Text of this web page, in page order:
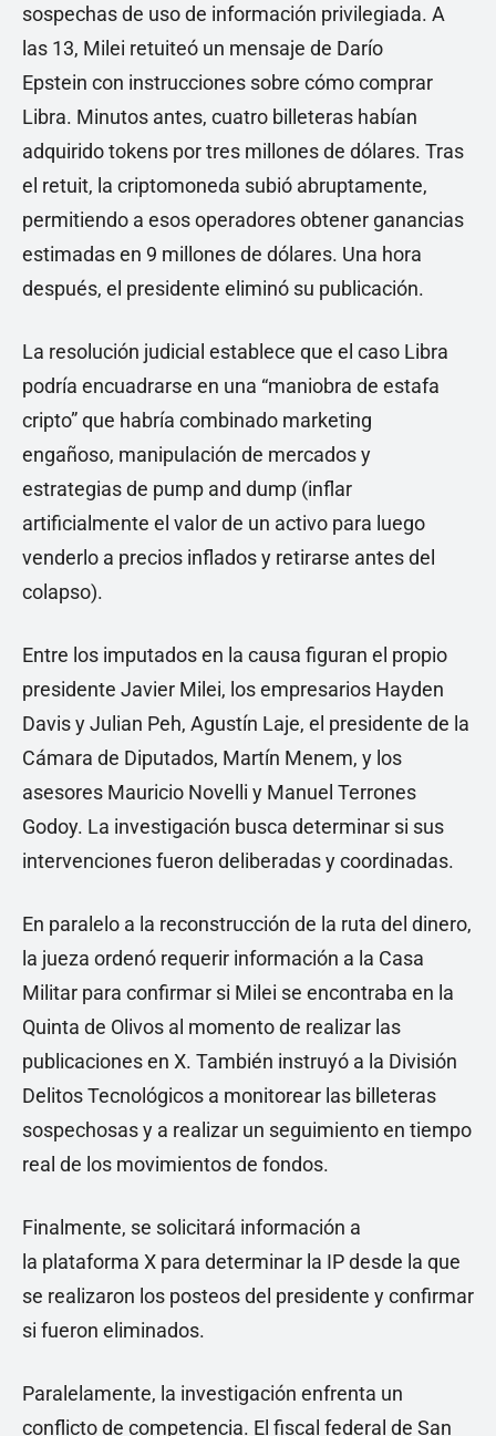
sospechas de uso de información privilegiada. A
las 13, Milei retuiteó un mensaje de Darío
Epstein con instrucciones sobre cómo comprar
Libra. Minutos antes, cuatro billeteras habían
adquirido tokens por tres millones de dólares. Tras
el retuit, la criptomoneda subió abruptamente,
permitiendo a esos operadores obtener ganancias
estimadas en 9 millones de dólares. Una hora
después, el presidente eliminó su publicación.
La resolución judicial establece que el caso Libra
podría encuadrarse en una “maniobra de estafa
cripto” que habría combinado marketing
engañoso, manipulación de mercados y
estrategias de pump and dump (inflar
artificialmente el valor de un activo para luego
venderlo a precios inflados y retirarse antes del
colapso).
Entre los imputados en la causa figuran el propio
presidente Javier Milei, los empresarios Hayden
Davis y Julian Peh, Agustín Laje, el presidente de la
Cámara de Diputados, Martín Menem, y los
asesores Mauricio Novelli y Manuel Terrones
Godoy. La investigación busca determinar si sus
intervenciones fueron deliberadas y coordinadas.
En paralelo a la reconstrucción de la ruta del dinero,
la jueza ordenó requerir información a la Casa
Militar para confirmar si Milei se encontraba en la
Quinta de Olivos al momento de realizar las
publicaciones en X. También instruyó a la División
Delitos Tecnológicos a monitorear las billeteras
sospechosas y a realizar un seguimiento en tiempo
real de los movimientos de fondos.
Finalmente, se solicitará información a
la plataforma X para determinar la IP desde la que
se realizaron los posteos del presidente y confirmar
si fueron eliminados.
Paralelamente, la investigación enfrenta un
conflicto de competencia. El fiscal federal de San